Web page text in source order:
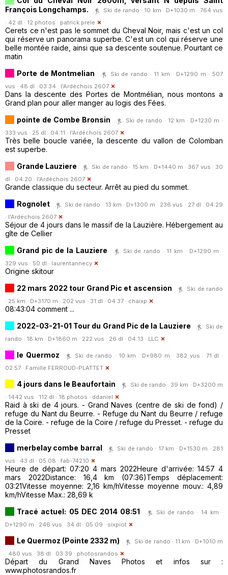
François Longchamps.
Ski de rando · 10 km · D+1030 m · 764 vus
· 42 dl · 12 photos · patrick.prele
Cerets ce n'est pas le sommet du Cheval Noir, mais c'est un col
qui réserve un panorama superbe. C'est un col qui réserve une
belle montée raide, ainsi que sa descente soutenue. Pourtant ce
matin
Porte de Montmelian
Ski de rando · 11 km · D+1290 m · 507
vus · 48 dl · 03:34 · l'Ardéchois 2607
Dans la descente des Portes de Montmélian, nous montons a
Grand plan pour aller manger au logis des Fées.
pointe de Combe Bronsin
Ski de rando · 12 km · D+1230 m ·
333 vus · 25 dl · 04:11 · l'Ardéchois 2607
Très belle boucle variée, la descente du vallon de Colomban
est superbe.
Grande Lauziere
Ski de rando · 15 km · D+1440 m · 367 vus · 30
dl · 04:20 · l'Ardéchois 2607
Grande classique du secteur. Arrêt au pied du sommet.
Rognolet
Ski de rando · 13 km · D+1300 m · 236 vus · 27 dl · 04:29
· l'Ardéchois 2607
Séjour de 4 jours dans le massif de la Lauzière. Hébergement au
gîte de Cellier
Grand pic de la Lauziere
Ski de rando · 11 km · D+1290 m ·
329 vus · 50 dl · laurentannecy
Origine skitour
22 mars 2022 tour Grand Pic et ascension
Ski de rando
· 25 km · D+3170 m · 202 vus · 31 dl · 04:37 · chaixp
08:43:04 comment ...
2022-03-21-01 Tour du Grand Pic de la Lauziere
Ski de
rando · 18 km · D+1860 m · 222 vus · 26 dl · 04:13 · LLC
le Quermoz
Ski de rando · 10 km · D+980 m · 382 vus · 71 dl ·
02:57 · Famille.FERROUD-PLATTET
4 jours dans le Beaufortain
Ski de rando · 39 km · D+3200 m
· 1442 vus · 112 dl · 18 photos · ddaniel
Raid à ski de 4 jours. - Grand Naves (centre de ski de fond) /
refuge du Nant du Beurre. - Refuge du Nant du Beurre / refuge
de la Coire. - refuge de la Coire / refuge du Presset. - refuge du
Presset
merbelay combe barral
Ski de rando · 17 km · D+1530 m · 281
vus · 43 dl · 05:08 · fab-74210
Heure de départ: 07:20 4 mars 2022Heure d'arrivée: 14:57 4
mars 2022Distance: 16,4 km (07:36)Temps déplacement:
03:21Vitesse moyenne: 2,16 km/hVitesse moyenne mouv.: 4,89
km/hVitesse Max.: 28,69 k
Tracé actuel: 05 DEC 2014 08:51
Ski de rando · 14 km ·
D+1290 m · 246 vus · 34 dl · 05:09 · sixpiot
Le Quermoz (Pointe 2332 m)
Ski de rando · 11 km · D+1010 m
· 480 vus · 38 dl · 03:39 · photosrandos
Départ du Grand Naves Photos et infos sur :
www.photosrandos.fr